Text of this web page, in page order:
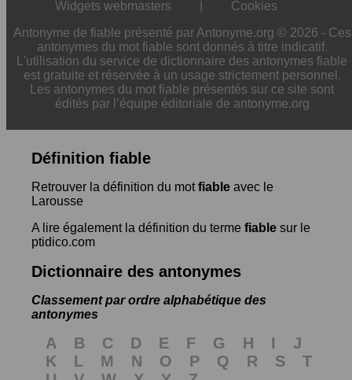
Widgets webmasters
Cookies
Antonyme de fiable présenté par Antonyme.org © 2026 - Ces
antonymes du mot fiable sont donnés à titre indicatif.
L'utilisation du service de dictionnaire des antonymes fiable
est gratuite et réservée à un usage strictement personnel.
Les antonymes du mot fiable présentés sur ce site sont
édités par l’équipe éditoriale de antonyme.org
Définition fiable
Retrouver la définition du motfiable avec le
Larousse
A lire également la définition du terme fiable sur le
ptidico.com
Dictionnaire des antonymes
Classement par ordre alphabétique des
antonymes
A B C D E F G H I
J
K
L M N O P Q R S
T